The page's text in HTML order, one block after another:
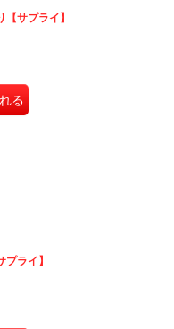
サプライ】
る
ライ】